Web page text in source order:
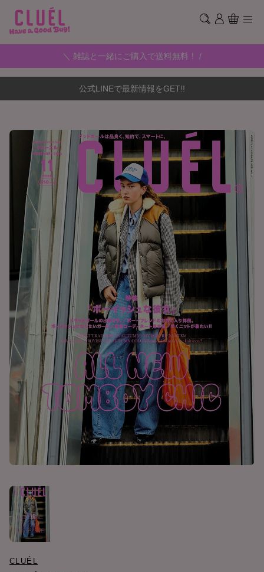
＼ 雑誌と一緒にご購入で送料無料！ /
公式LINEで最新情報をGET!!
CLUÉL